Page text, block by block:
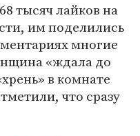
тысяч лайков на
им поделились
многие
«ждала до
в комнате
что сразу